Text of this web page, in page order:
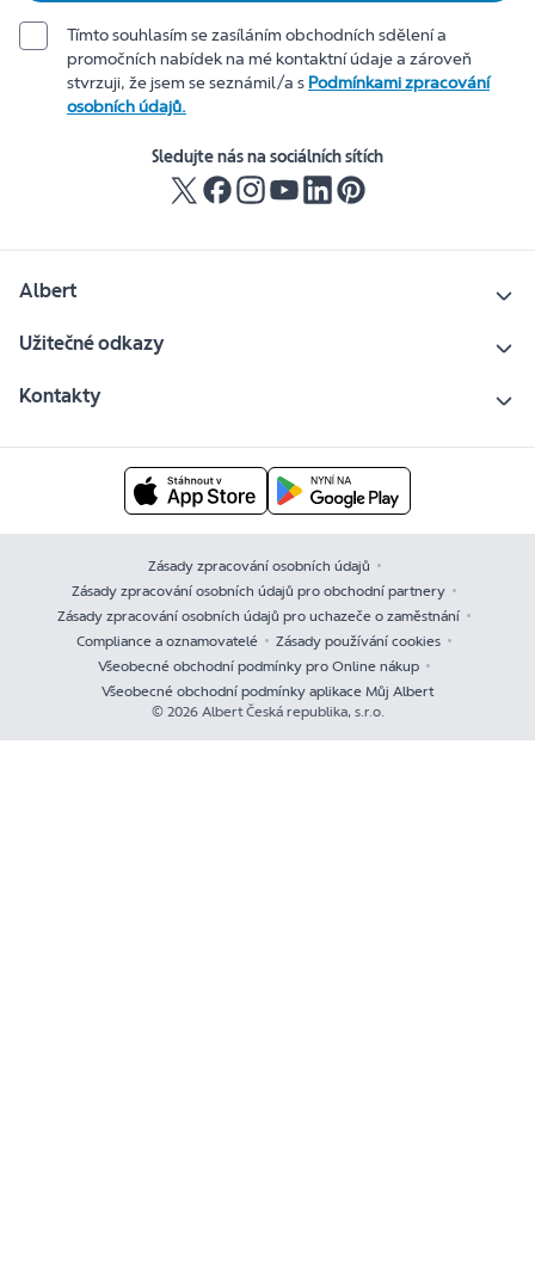
Tímto souhlasím se zasíláním obchodních sdělení a
promočních nabídek na mé kontaktní údaje a zároveň
stvrzuji, že jsem se seznámil/a s Podmínkami zpracování
osobních údajů.
Sledujte nás na sociálních sítích
Albert
Užitečné odkazy
Kontakty
Zásady zpracování osobních údajů
Zásady zpracování osobních údajů pro obchodní partnery
Zásady zpracování osobních údajů pro uchazeče o zaměstnání
Compliance a oznamovatelé
Zásady používání cookies
Všeobecné obchodní podmínky pro Online nákup
Všeobecné obchodní podmínky aplikace Můj Albert
© 2026 Albert Česká republika, s.r.o.